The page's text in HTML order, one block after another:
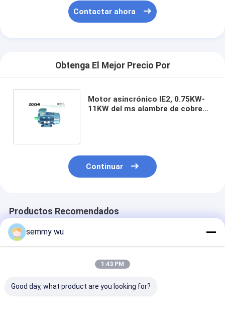
Contactar ahora
Obtenga El Mejor Precio Por
Motor asincrónico IE2, 0.75KW-
11KW del ms alambre de cobre
Continuar
Productos Recomendados
semmy wu
1:43 PM
Good day, what product are you looking for?